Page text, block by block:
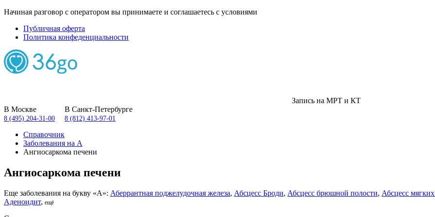
Начиная разговор с оператором вы принимаете и соглашаетесь с условиями
Публичная оферта
Политика конфеденциальности
Запись на МРТ и КТ
В Москве
8 (495) 204-31-00
В Санкт-Петербурге
8 (812) 413-97-01
Справочник
Заболевания на А
Ангиосаркома печени
Ангиосаркома печени
Еще заболевания на букву «А»: Аберрантная поджелудочная железа, Абсцесс Броди, Абсцесс брюшной полости, Абсцесс
Аденоидит, ещё